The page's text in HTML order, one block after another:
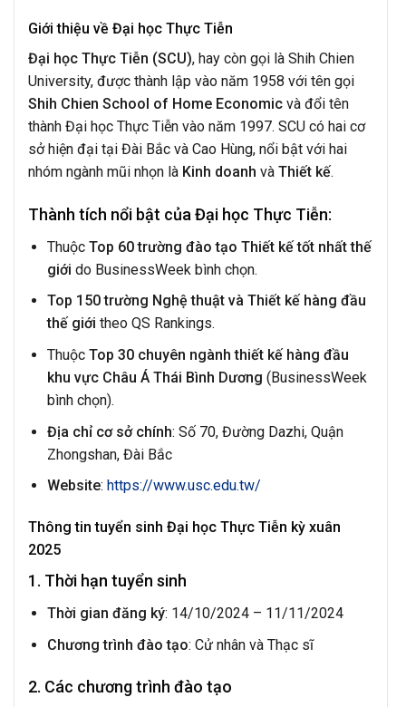
Giới thiệu về Đại học Thực Tiễn
Đại học Thực Tiễn (SCU), hay còn gọi là Shih Chien
University, được thành lập vào năm 1958 với tên gọi
Shih Chien School of Home Economic và đổi tên
thành Đại học Thực Tiễn vào năm 1997. SCU có hai cơ
sở hiện đại tại Đài Bắc và Cao Hùng, nổi bật với hai
nhóm ngành mũi nhọn là Kinh doanh và Thiết kế.
Thành tích nổi bật của Đại học Thực Tiễn:
Thuộc Top 60 trường đào tạo Thiết kế tốt nhất thế
giới do BusinessWeek bình chọn.
Top 150 trường Nghệ thuật và Thiết kế hàng đầu
thế giới theo QS Rankings.
Thuộc Top 30 chuyên ngành thiết kế hàng đầu
khu vực Châu Á Thái Bình Dương (BusinessWeek
bình chọn).
Địa chỉ cơ sở chính: Số 70, Đường Dazhi, Quận
Zhongshan, Đài Bắc
Website: https://www.usc.edu.tw/
Thông tin tuyển sinh Đại học Thực Tiễn kỳ xuân
2025
1. Thời hạn tuyển sinh
Thời gian đăng ký: 14/10/2024 – 11/11/2024
Chương trình đào tạo: Cử nhân và Thạc sĩ
2. Các chương trình đào tạo